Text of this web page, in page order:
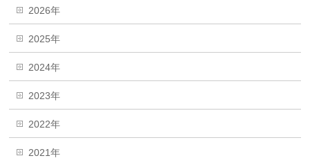
2026年
2025年
2024年
2023年
2022年
2021年